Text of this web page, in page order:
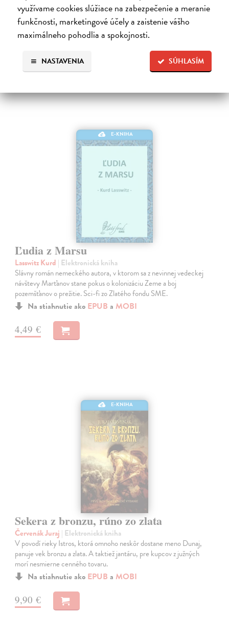
využívame cookies slúžiace na zabezpečenie a meranie
funkčnosti, marketingové účely a zaistenie vášho
maximálneho pohodlia a spokojnosti.
SÚHLASÍM
NASTAVENIA
Základné dielo kyberpunku, klasika sci-fi a jedna z najsilnejších vízií
budúcnosti Matrix je svet vo svete, globálny konsenzus, prelud,
vyjadrenie každého jedného dátového bajtu v kyberpriestore. Henry…
Na stiahnutie akoEPUB,MOBIaPDF
9,79 €
E-KNIHA
Ľudia z Marsu
Lasswitz Kurd | Elektronická kniha
Slávny román nemeckého autora, v ktorom sa z nevinnej vedeckej
návštevy Marťanov stane pokus o kolonizáciu Zeme a boj
pozemšťanov o prežitie. Sci-fi zo Zlatého fondu SME.
Na stiahnutie ako EPUB a MOBI
4,49 €
E-KNIHA
Sekera z bronzu, rúno zo zlata
Červenák Juraj | Elektronická kniha
V povodí rieky Istros, ktorá omnoho neskôr dostane meno Dunaj,
panuje vek bronzu a zlata. A taktiež jantáru, pre kupcov z južných
morí nesmierne cenného tovaru.
Na stiahnutie ako EPUB a MOBI
9,90 €